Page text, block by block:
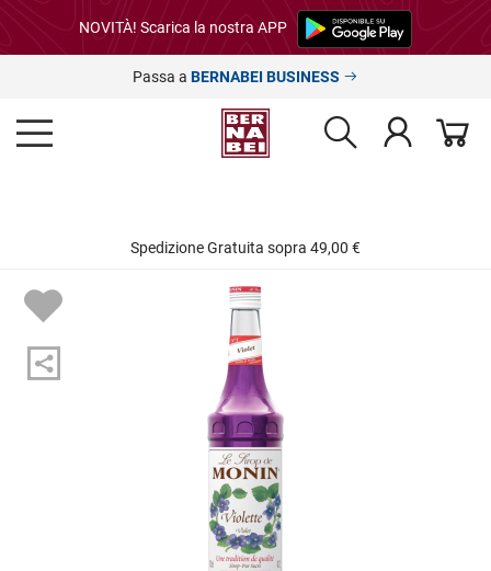
NOVITÀ! Scarica la nostra APP
Passa a BERNABEI BUSINESS
Spedizione Gratuita sopra 49,00 €